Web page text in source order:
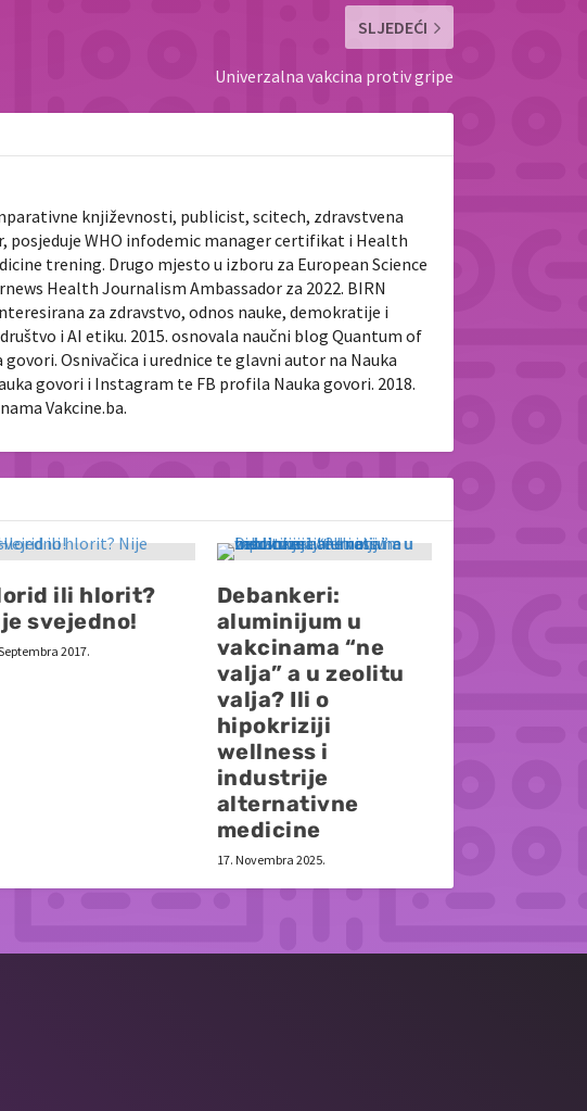
SLJEDEĆI
Univerzalna vakcina protiv gripe
književnosti, publicist, scitech, zdravstvena
posjeduje WHO infodemic manager certifikat i Health
trening. Drugo mjesto u izboru za European Science
Health Journalism Ambassador za 2022. BIRN
za zdravstvo, odnos nauke, demokratije i
i AI etiku. 2015. osnovala naučni blog Quantum of
Osnivačica i urednice te glavni autor na Nauka
govori i Instagram te FB profila Nauka govori. 2018.
Vakcine.ba.
ili hlorit?
svejedno!
2017.
Debankeri:
aluminijum u
vakcinama “ne
valja” a u zeolitu
valja? Ili o
hipokriziji
wellness i
industrije
alternativne
medicine
17. Novembra 2025.